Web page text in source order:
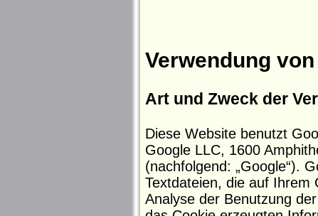
Verwendung
Art und Zweck der
Diese Website benutzt
Google LLC, 1600
(nachfolgend: „Google“).
Textdateien, die auf Ihrem
Analyse der Benutzung